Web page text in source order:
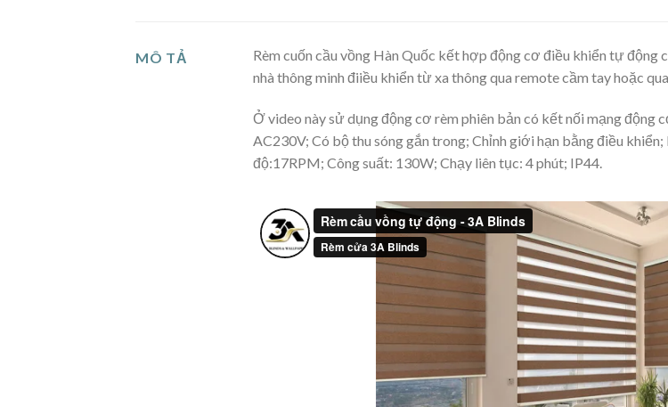
MÔ TẢ
Rèm cuốn cầu vồng Hàn Quốc kết hợp động cơ điều khiển tự động
nhà thông minh điiều khiển từ xa thông qua remote cầm tay hoặc
Ở video này sử dụng động cơ rèm phiên bản có kết nối mạng động
AC230V; Có bộ thu sóng gắn trong; Chỉnh giới hạn bằng điều
độ:17RPM; Công suất: 130W; Chạy liên tục: 4 phút; IP44.